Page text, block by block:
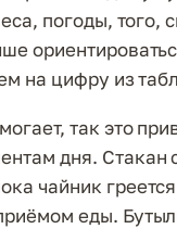
погоды, того,
на цифру из
так это
дня. Стакан
чайник
еды.